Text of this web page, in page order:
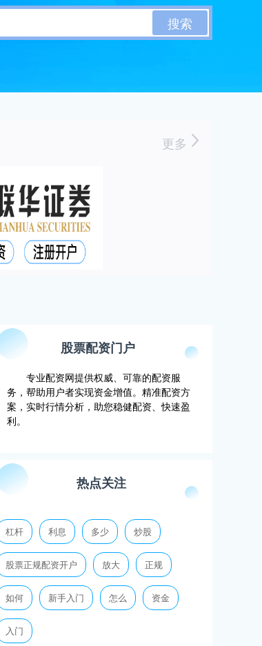
搜索
更多
股票配资门户
专业配资网提供权威、可靠的配资服
务，帮助用户者实现资金增值。精准配资方
案，实时行情分析，助您稳健配资、快速盈
利。
热点关注
杠杆 利息 多少 炒股
股票正规配资开户 放大 正规
如何 新手入门 怎么 资金
入门